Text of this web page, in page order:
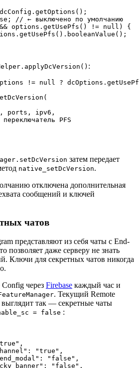
// ← выключено по умолчанию
options.getUsePfs() != null) {
:
!= null ?
затем передает
native_setDcVersion.
отключена дополнительная
сообщений и ключей
чатов
представляют из себя чаты с End-
позволяет даже серверу не знать
Ключи для секретных чатов никогда
Config через Firebase каждый час и
. Текущий Remote
выглядит так — секретные чаты
= false :
"true",
"false",
"false",